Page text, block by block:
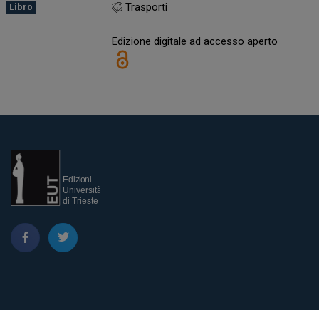
Libro Trasporti
Edizione digitale ad accesso aperto